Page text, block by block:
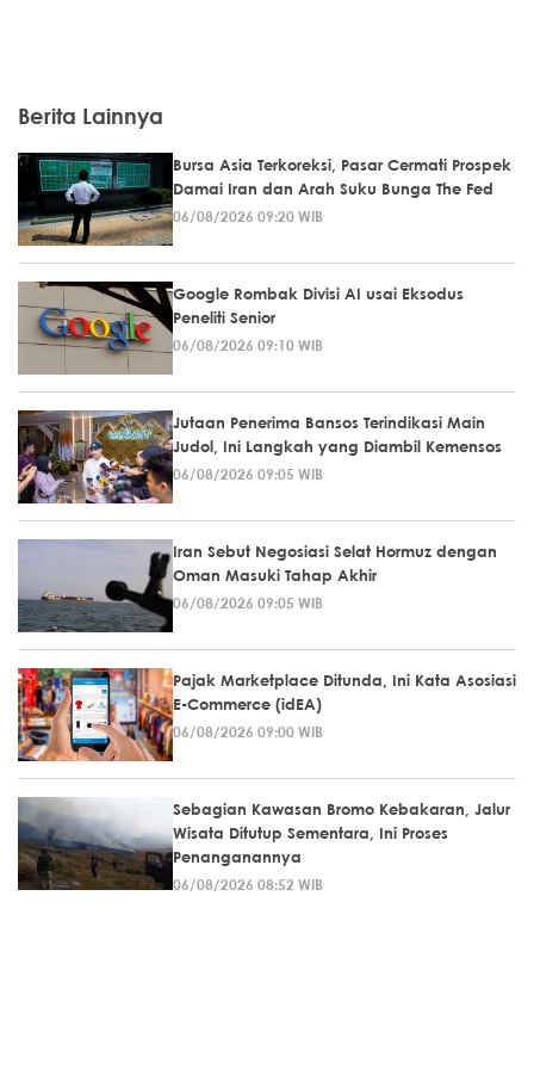
Berita Lainnya
Bursa Asia Terkoreksi, Pasar Cermati Prospek
Damai Iran dan Arah Suku Bunga The Fed
06/08/2026 09:20 WIB
Google Rombak Divisi AI usai Eksodus
Peneliti Senior
06/08/2026 09:10 WIB
Jutaan Penerima Bansos Terindikasi Main
Judol, Ini Langkah yang Diambil Kemensos
06/08/2026 09:05 WIB
Iran Sebut Negosiasi Selat Hormuz dengan
Oman Masuki Tahap Akhir
06/08/2026 09:05 WIB
Pajak Marketplace Ditunda, Ini Kata Asosiasi
E-Commerce (idEA)
06/08/2026 09:00 WIB
Sebagian Kawasan Bromo Kebakaran, Jalur
Wisata Ditutup Sementara, Ini Proses
Penanganannya
06/08/2026 08:52 WIB